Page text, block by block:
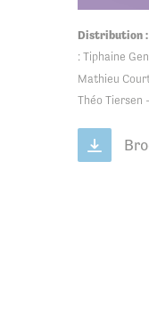
Distribution :
: Tiphaine
Mathieu
Théo Tiersen